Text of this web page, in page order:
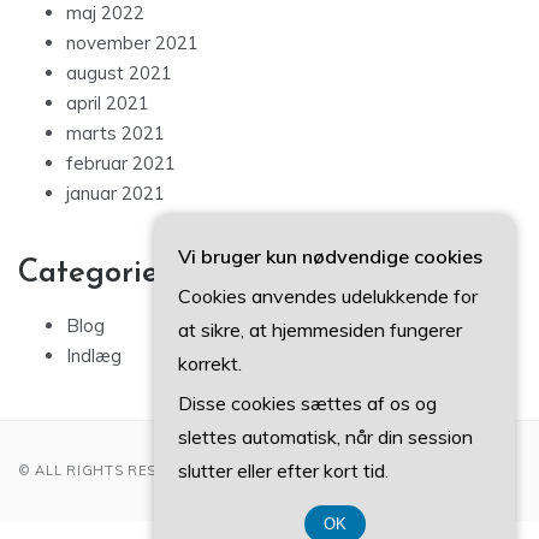
maj 2022
november 2021
august 2021
april 2021
marts 2021
februar 2021
januar 2021
Categories
Blog
Indlæg
© ALL RIGHTS RESERVED 2022
Vi bruger kun nødvendige cookies
Cookies anvendes udelukkende for
at sikre, at hjemmesiden fungerer
korrekt.
Disse cookies sættes af os og
slettes automatisk, når din session
slutter eller efter kort tid.
OK